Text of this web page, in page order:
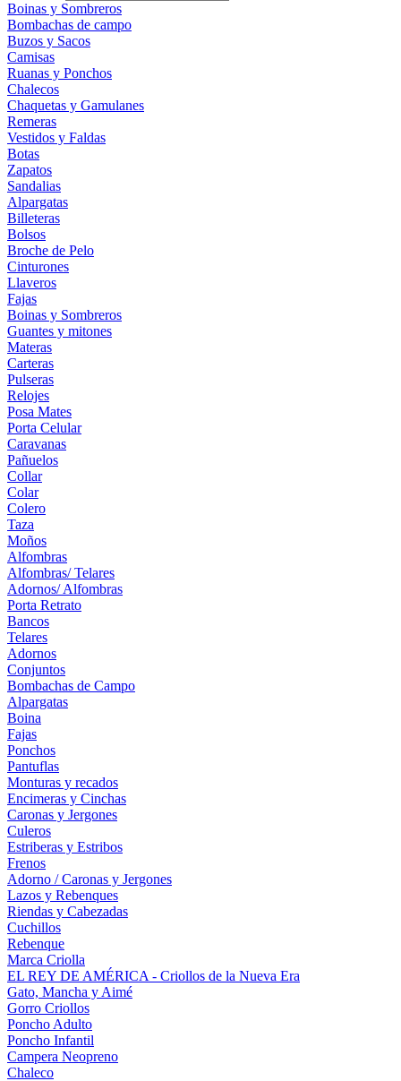
Boinas y Sombreros
Bombachas de campo
Buzos y Sacos
Camisas
Ruanas y Ponchos
Chalecos
Chaquetas y Gamulanes
Remeras
Vestidos y Faldas
Botas
Zapatos
Sandalias
Alpargatas
Billeteras
Bolsos
Broche de Pelo
Cinturones
Llaveros
Fajas
Boinas y Sombreros
Guantes y mitones
Materas
Carteras
Pulseras
Relojes
Posa Mates
Porta Celular
Caravanas
Pañuelos
Collar
Colar
Colero
Taza
Moños
Alfombras
Alfombras/ Telares
Adornos/ Alfombras
Porta Retrato
Bancos
Telares
Adornos
Conjuntos
Bombachas de Campo
Alpargatas
Boina
Fajas
Ponchos
Pantuflas
Monturas y recados
Encimeras y Cinchas
Caronas y Jergones
Culeros
Estriberas y Estribos
Frenos
Adorno / Caronas y Jergones
Lazos y Rebenques
Riendas y Cabezadas
Cuchillos
Rebenque
Marca Criolla
EL REY DE AMÉRICA - Criollos de la Nueva Era
Gato, Mancha y Aimé
Gorro Criollos
Poncho Adulto
Poncho Infantil
Campera Neopreno
Chaleco